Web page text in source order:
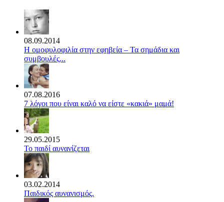
08.09.2014
Η ομοφυλοφιλία στην εφηβεία – Τα σημάδια και
συμβουλές...
07.08.2016
7 λόγοι που είναι καλό να είστε «κακιά» μαμά!
29.05.2015
Το παιδί αυνανίζεται
03.02.2014
Παιδικός αυνανισμός.